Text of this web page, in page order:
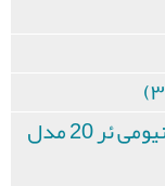
مبلمان حصیری 4 نفره با فریم آلومینیومی ئر 20 مدل